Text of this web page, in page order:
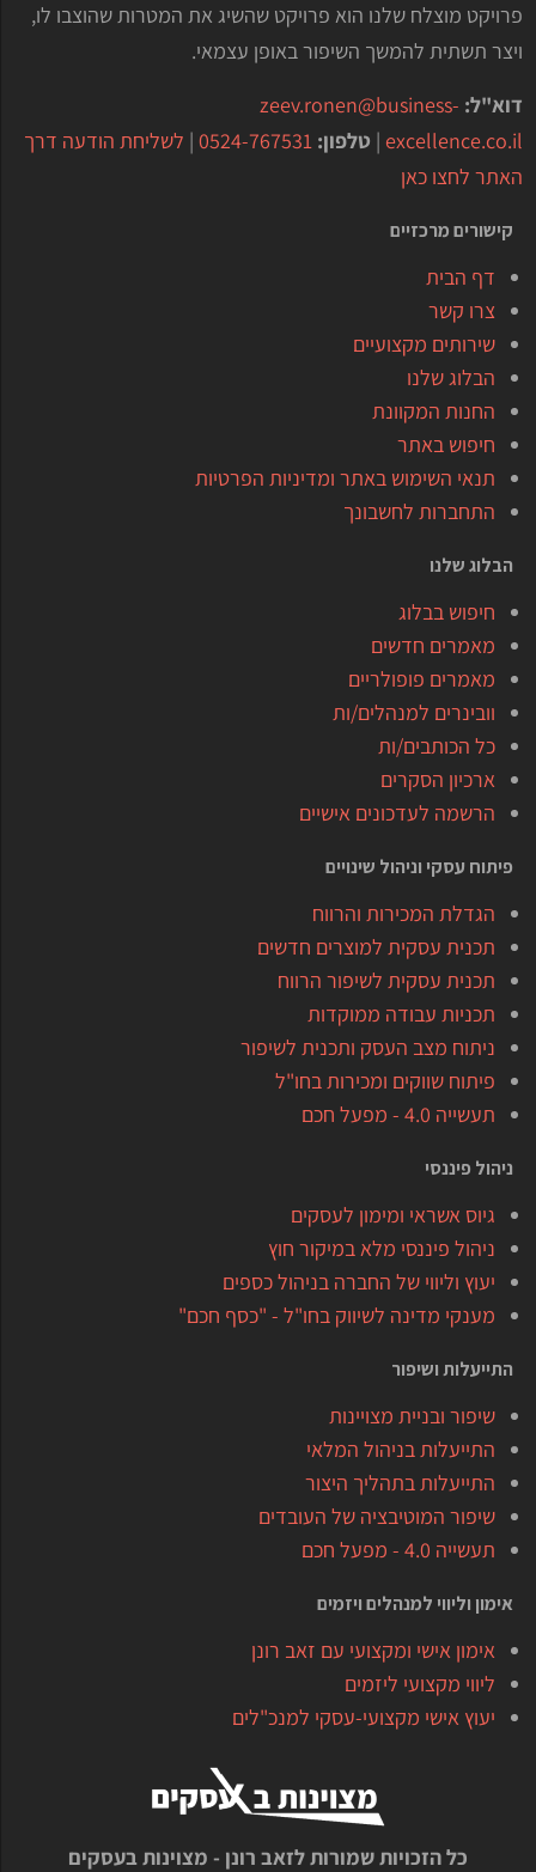
פרויקט מוצלח שלנו הוא פרויקט שהשיג את המטרות שהוצבו לו,
ויצר תשתית להמשך השיפור באופן עצמאי.
דוא"ל: zeev.ronen@business-
excellence.co.il
| טלפון: 0524-767531
| לשליחת הודעה דרך
האתר לחצו כאן
קישורים מרכזיים
דף הבית
צרו קשר
שירותים מקצועיים
הבלוג שלנו
החנות המקוונת
חיפוש באתר
תנאי השימוש באתר ומדיניות הפרטיות
התחברות לחשבונך
הבלוג שלנו
חיפוש בבלוג
מאמרים חדשים
מאמרים פופולריים
וובינרים למנהלים/ות
כל הכותבים/ות
ארכיון הסקרים
הרשמה לעדכונים אישיים
פיתוח עסקי וניהול שינויים
הגדלת המכירות והרווח
תכנית עסקית למוצרים חדשים
תכנית עסקית לשיפור הרווח
תכניות עבודה ממוקדות
ניתוח מצב העסק ותכנית לשיפור
פיתוח שווקים ומכירות בחו"ל
תעשייה 4.0 - מפעל חכם
ניהול פיננסי
גיוס אשראי ומימון לעסקים
ניהול פיננסי מלא במיקור חוץ
יעוץ וליווי של החברה בניהול כספים
מענקי מדינה לשיווק בחו"ל - "כסף חכם"
התייעלות ושיפור
שיפור ובניית מצויינות
התייעלות בניהול המלאי
התייעלות בתהליך היצור
שיפור המוטיבציה של העובדים
תעשייה 4.0 - מפעל חכם
אימון וליווי למנהלים ויזמים
אימון אישי ומקצועי עם זאב רונן
ליווי מקצועי ליזמים
יעוץ אישי מקצועי-עסקי למנכ"לים
כל הזכויות שמורות לזאב רונן - מצוינות בעסקים